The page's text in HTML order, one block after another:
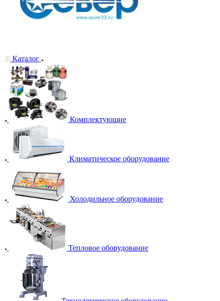
Каталог
Комплектующие
Климатическое оборудование
Холодильное оборудование
Тепловое оборудование